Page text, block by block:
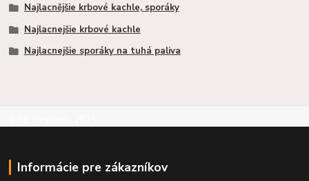
Najlacnějšie krbové kachle, sporáky
Najlacnejšie krbové kachle
Najlacnejšie sporáky na tuhá paliva
Informácie pre zákazníkov